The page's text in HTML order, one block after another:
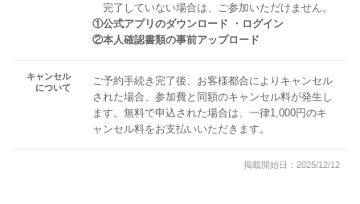
完了していない場合は、ご参加いただけません。
①公式アプリのダウンロード ・ログイン
②本人確認書類の事前アップロード
キャンセル
について
ご予約手続き完了後、お客様都合によりキャンセル
された場合、参加費と同額のキャンセル料が発生し
ます。無料で申込された場合は、一律1,000円のキ
ャンセル料をお支払いいただきます。
掲載開始日：2025/12/12